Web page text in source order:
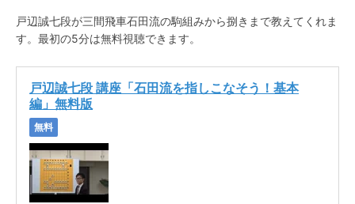
戸辺誠七段が三間飛車石田流の駒組みから捌きまで教えてくれま
す。最初の5分は無料視聴できます。
戸辺誠七段 講座「石田流を指しこなそう！基本
編」無料版
無料